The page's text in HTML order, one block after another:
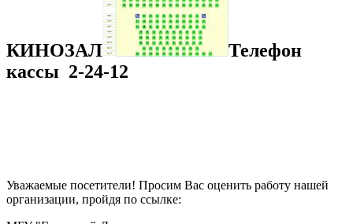
КИНОЗАЛ
Телефон
кассы 2-24-12
Уважаемые посетители! Просим Вас оценить работу нашей
организации, пройдя по ссылке: